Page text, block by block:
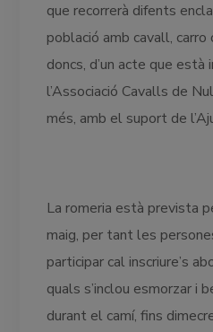
que recorrerà difents
població amb cavall, carro
doncs, d’un acte que
l’Associació Cavalls de
més, amb el suport de
La romeria està prevista
maig, per tant les
participar cal inscriure’s
quals s’inclou esmorzar i
durant el camí, fins